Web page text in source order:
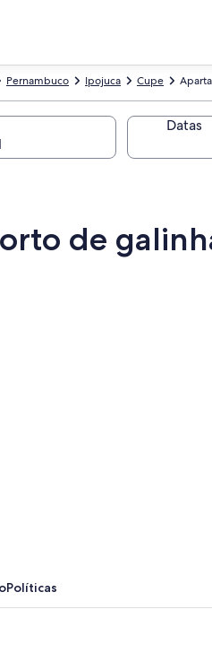
Cupe
Ipojuca
Pernambuco
Datas
de
Políticas